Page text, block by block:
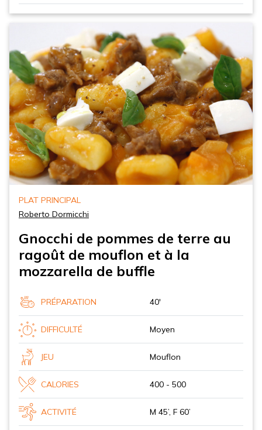
PLAT PRINCIPAL
Roberto Dormicchi
Gnocchi de pommes de terre au
ragoût de mouflon et à la
mozzarella de buffle
PRÉPARATION 40'
DIFFICULTÉ Moyen
JEU Mouflon
CALORIES 400 - 500
ACTIVITÉ M 45’, F 60’